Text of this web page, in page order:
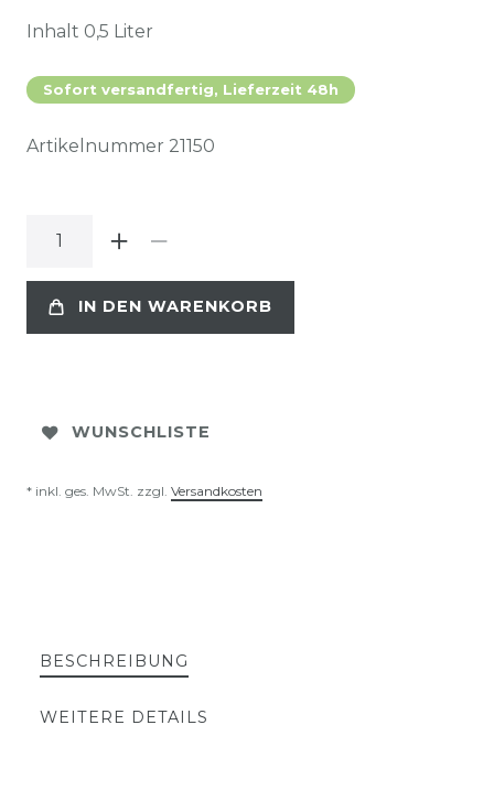
Inhalt 0,5 Liter
Sofort versandfertig, Lieferzeit 48h
Artikelnummer 21150
IN DEN WARENKORB
WUNSCHLISTE
* inkl. ges. MwSt. zzgl. Versandkosten
BESCHREIBUNG
WEITERE DETAILS